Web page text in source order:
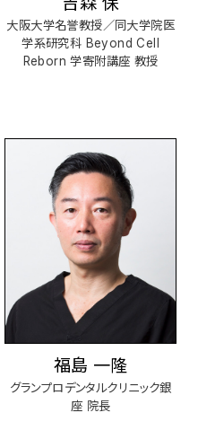
大阪大学名誉教授／同大学院医
学系研究科 Beyond Cell
Reborn 学寄附講座 教授
福島 一隆
グランプロデンタルクリニック銀
座 院長